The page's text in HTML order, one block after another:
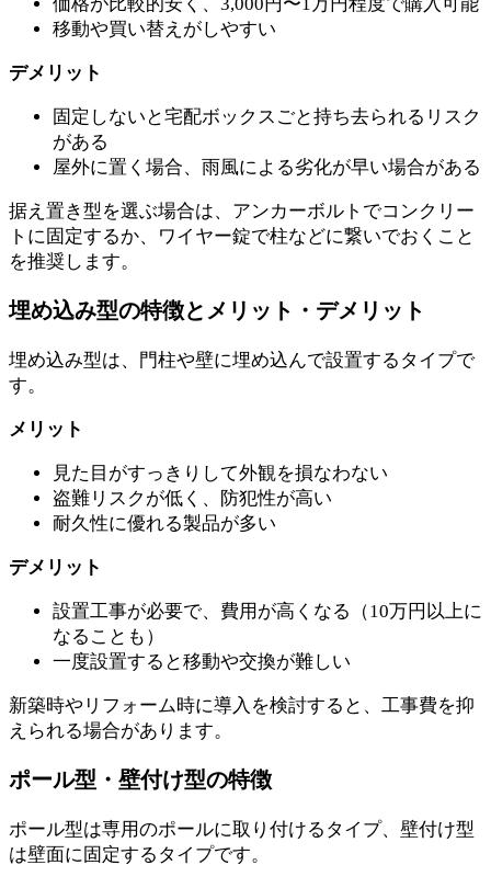
移動や買い替えがしやすい
デメリット
固定しないと宅配ボックスごと持ち去られるリスク
がある
屋外に置く場合、雨風による劣化が早い場合がある
据え置き型を選ぶ場合は、アンカーボルトでコンクリー
トに固定するか、ワイヤー錠で柱などに繋いでおくこと
を推奨します。
埋め込み型の特徴とメリット・デメリット
埋め込み型は、門柱や壁に埋め込んで設置するタイプで
す。
メリット
見た目がすっきりして外観を損なわない
盗難リスクが低く、防犯性が高い
耐久性に優れる製品が多い
デメリット
設置工事が必要で、費用が高くなる（10万円以上に
なることも）
一度設置すると移動や交換が難しい
新築時やリフォーム時に導入を検討すると、工事費を抑
えられる場合があります。
ポール型・壁付け型の特徴
ポール型は専用のポールに取り付けるタイプ、壁付け型
は壁面に固定するタイプです。